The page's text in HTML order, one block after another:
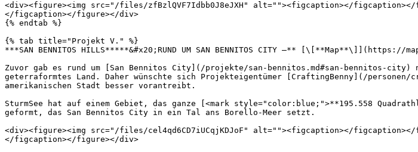
<div><figure><img src="/files/zfBzlQVF7Idbb0J8eJXH" alt=""><figcaption></figcaption></
</figcaption></figure></div>
{% endtab %}
{% tab title="Projekt V." %}
***SAN BENNITOS HILLS*****&#x20;RUND UM SAN BENNITOS CITY –**
Zuvor gab es rund um [San Bennitos City](/projekte/san-bennitos.md#san-bennitos-
geterraformtes Land. Daher wünschte sich Projekteigentümer [CraftingBenny](/
amerikanischen Stadt besser vorantreibt.
SturmSee hat auf einem Gebiet, das ganze [<mark style="color:blue;">**195.558
geformt, das San Bennitos City in ein Tal ans Borello-Meer setzt.
<div><figure><img src="/files/cel4qd6CD7iUCqjKDJoF" alt=""><figcaption></
</figcaption></figure></div>